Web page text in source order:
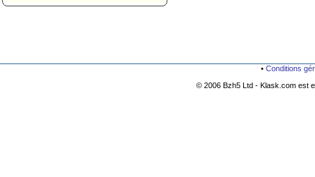
• Conditions
© 2006 Bzh5 Ltd - Klask.com est